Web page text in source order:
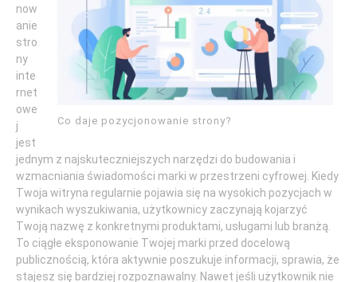
Co daje pozycjonowanie strony?
now
anie
stro
ny
inte
rnet
owe
j
jest
jednym z najskuteczniejszych narzędzi do budowania i
wzmacniania świadomości marki w przestrzeni cyfrowej. Kiedy
Twoja witryna regularnie pojawia się na wysokich pozycjach w
wynikach wyszukiwania, użytkownicy zaczynają kojarzyć
Twoją nazwę z konkretnymi produktami, usługami lub branżą.
To ciągłe eksponowanie Twojej marki przed docelową
publicznością, która aktywnie poszukuje informacji, sprawia, że
stajesz się bardziej rozpoznawalny. Nawet jeśli użytkownik nie